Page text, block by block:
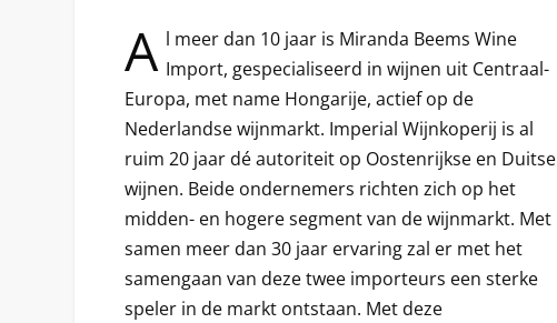
A l meer dan 10 jaar is Miranda Beems Wine
Import, gespecialiseerd in wijnen uit Centraal-
Europa, met name Hongarije, actief op de
Nederlandse wijnmarkt. Imperial Wijnkoperij is al
ruim 20 jaar dé autoriteit op Oostenrijkse en Duitse
wijnen. Beide ondernemers richten zich op het
midden- en hogere segment van de wijnmarkt. Met
samen meer dan 30 jaar ervaring zal er met het
samengaan van deze twee importeurs een sterke
speler in de markt ontstaan. Met deze